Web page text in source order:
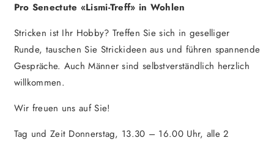
Pro Senectute «Lismi-Treff» in Wohlen
Stricken ist Ihr Hobby? Treffen Sie sich in geselliger
Runde, tauschen Sie Strickideen aus und führen spannende
Gespräche. Auch Männer sind selbstverständlich herzlich
willkommen.
Wir freuen uns auf Sie!
Tag und Zeit Donnerstag, 13.30 – 16.00 Uhr, alle 2